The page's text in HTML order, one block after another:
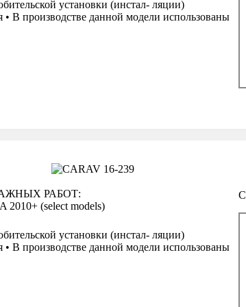
установки (инстал- ляции)
• В производстве данной модели использованы
РАБОТ:
(select models)
установки (инстал- ляции)
• В производстве данной модели использованы